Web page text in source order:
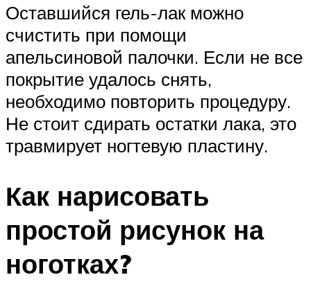
Оставшийся гель-лак можно
счистить при помощи
апельсиновой палочки. Если не все
покрытие удалось снять,
необходимо повторить процедуру.
Не стоит сдирать остатки лака, это
травмирует ногтевую пластину.
Как нарисовать
простой рисунок на
ноготках?